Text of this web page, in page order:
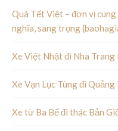
Quà Tết Việt – đơn vị
nghĩa, sang trọng
Xe Việt Nhật đi Nha
Xe Vạn Lục Tùng đi
Xe từ Ba Bể đi thác Bản